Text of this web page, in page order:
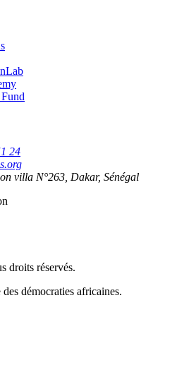
24
villa N°263, Dakar, Sénégal
droits réservés.
démocraties africaines.